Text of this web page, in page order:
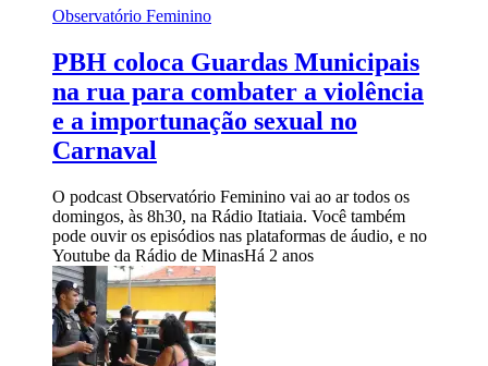
Observatório Feminino
PBH coloca Guardas Municipais
na rua para combater a violência
e a importunação sexual no
Carnaval
O podcast Observatório Feminino vai ao ar todos os
domingos, às 8h30, na Rádio Itatiaia. Você também
pode ouvir os episódios nas plataformas de áudio, e no
Youtube da Rádio de MinasHá 2 anos